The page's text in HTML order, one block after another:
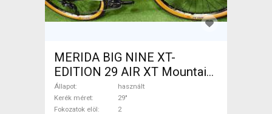
MERIDA BIG NINE XT-
EDITION 29 AIR XT Mountain
Bike 29" elöl teleszkópos
használt ELADÓ
Állapot
használt
Kerék méret
29"
Fokozatok elöl
2